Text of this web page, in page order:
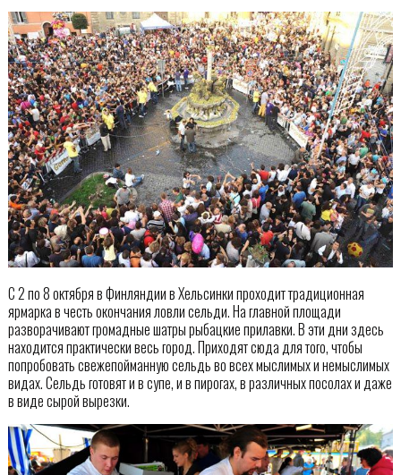
С 2 по 8 октября в Финляндии в Хельсинки проходит традиционная
ярмарка в честь окончания ловли сельди. На главной площади
разворачивают громадные шатры рыбацкие прилавки. В эти дни здесь
находится практически весь город. Приходят сюда для того, чтобы
попробовать свежепойманную сельдь во всех мыслимых и немыслимых
видах. Сельдь готовят и в супе, и в пирогах, в различных посолах и даже
в виде сырой вырезки.